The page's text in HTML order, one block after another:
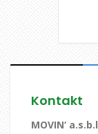
Kontakt
MOVIN‘